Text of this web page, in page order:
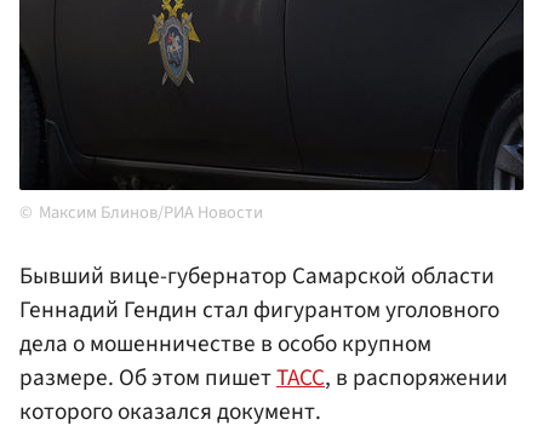
Максим Блинов/РИА Новости
Бывший вице-губернатор Самарской области
Геннадий Гендин стал фигурантом уголовного
дела о мошенничестве в особо крупном
размере. Об этом пишетТАСС, в распоряжении
которого оказался документ.